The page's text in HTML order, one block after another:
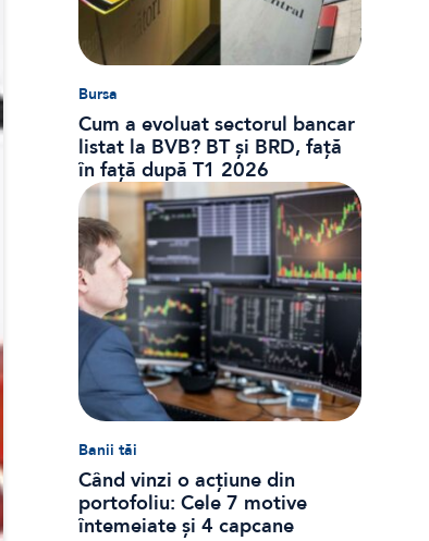
Bursa
Cum a evoluat sectorul bancar
listat la BVB? BT și BRD, față
în față după T1 2026
Banii tăi
Când vinzi o acțiune din
portofoliu: Cele 7 motive
întemeiate și 4 capcane